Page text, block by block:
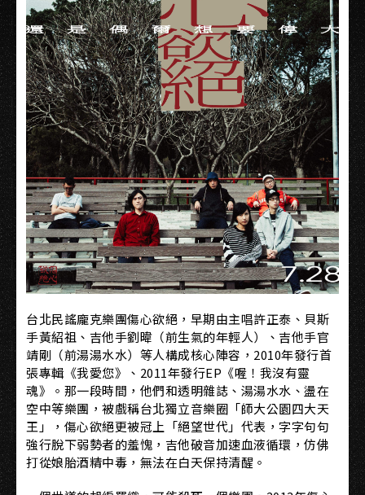
台北民謠龐克樂團傷心欲絕，早期由主唱許正泰、貝斯
手黃紹祖、吉他手劉暐（前生氣的年輕人）、吉他手官
靖剛（前湯湯水水）等人構成核心陣容，2010年發行首
張專輯《我愛您》、2011年發行EP《喔！我沒有靈
魂》。那一段時間，他們和透明雜誌、湯湯水水、盪在
空中等樂團，被戲稱台北獨立音樂圈「師大公園四大天
王」，傷心欲絕更被冠上「絕望世代」代表，字字句句
強行脫下弱勢者的羞愧，吉他破音加速血液循環，仿佛
打從娘胎酒精中毒，無法在白天保持清醒。